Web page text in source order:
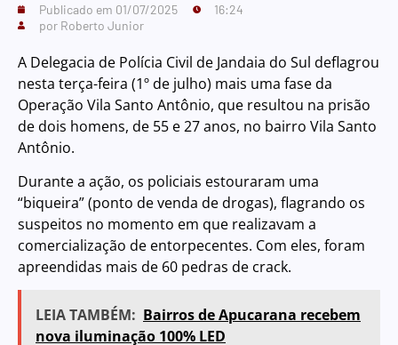
Publicado em 01/07/2025
16:24
por Roberto Junior
A Delegacia de Polícia Civil de Jandaia do Sul deflagrou
nesta terça-feira (1º de julho) mais uma fase da
Operação Vila Santo Antônio, que resultou na prisão
de dois homens, de 55 e 27 anos, no bairro Vila Santo
Antônio.
Durante a ação, os policiais estouraram uma
“biqueira” (ponto de venda de drogas), flagrando os
suspeitos no momento em que realizavam a
comercialização de entorpecentes. Com eles, foram
apreendidas mais de 60 pedras de crack.
LEIA TAMBÉM: Bairros de Apucarana recebem
nova iluminação 100% LED